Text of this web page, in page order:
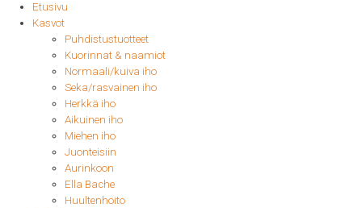
Etusivu
Kasvot
Puhdistustuotteet
Kuorinnat & naamiot
Normaali/kuiva iho
Seka/rasvainen iho
Herkkä iho
Aikuinen iho
Miehen iho
Juonteisiin
Aurinkoon
Ella Bache
Huultenhoito